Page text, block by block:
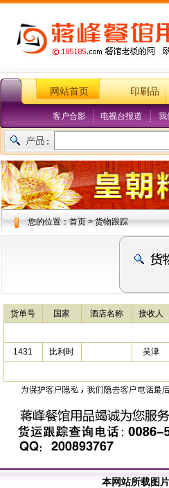
网站首页 印刷品
客户合影 电视台报道 我
您的位置：首页 > 货物跟踪
货单号 国家 酒店名称 接收人
1431 比利时 吴津
本网站所载图